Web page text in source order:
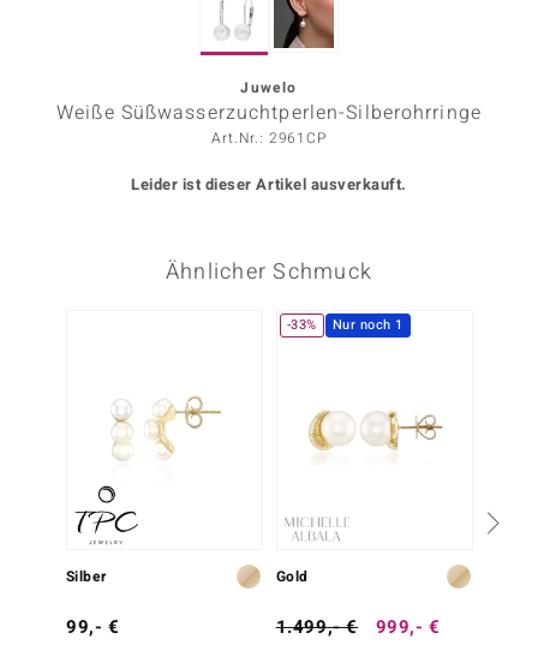
Juwelo
Weiße Süßwasserzuchtperlen-Silberohrringe
Art.Nr.: 2961CP
Leider ist dieser Artikel ausverkauft.
Ähnlicher Schmuck
Silber
99,- €
-33% Nur noch 1
Gold
1.499,- € 999,- €